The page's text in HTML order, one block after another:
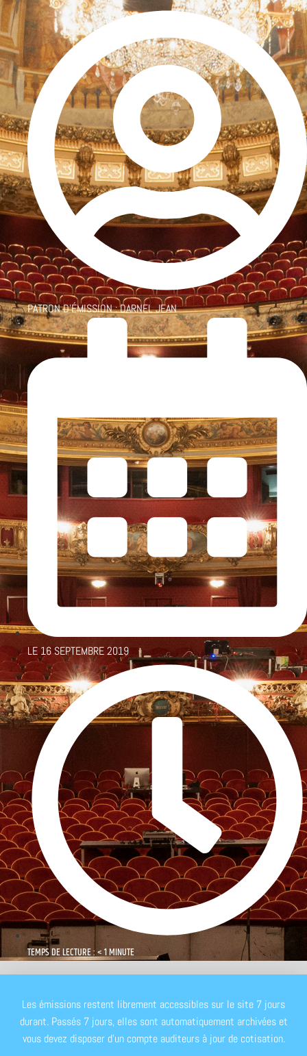
PATRON D'ÉMISSION :DARNEL JEAN
LE 16 SEPTEMBRE 2019
TEMPS DE LECTURE : < 1 MINUTE
Les émissions restent librement accessibles sur le site 7 jours
durant. Passés 7 jours, elles sont automatiquement archivées et
vous devez disposer d'un compte auditeurs à jour de cotisation.